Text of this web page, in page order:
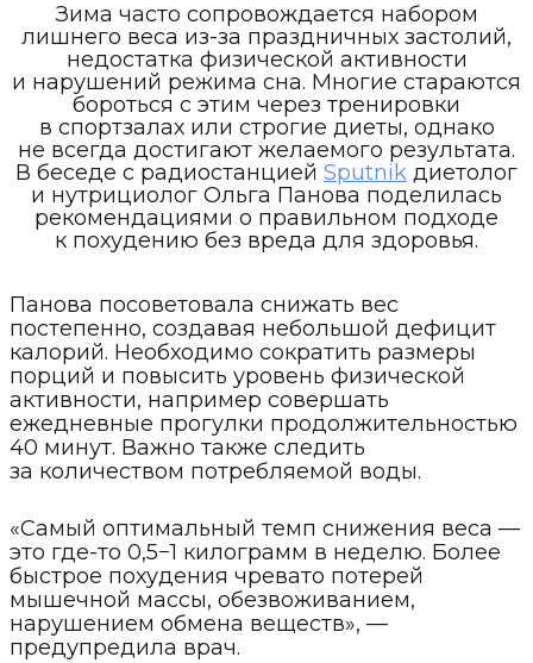
Зима часто сопровождается набором
лишнего веса из-за праздничных застолий,
недостатка физической активности
и нарушений режима сна. Многие стараются
бороться с этим через тренировки
в спортзалах или строгие диеты, однако
не всегда достигают желаемого результата.
В беседе с радиостанцией Sputnik диетолог
и нутрициолог Ольга Панова поделилась
рекомендациями о правильном подходе
к похудению без вреда для здоровья.
Панова посоветовала снижать вес
постепенно, создавая небольшой дефицит
калорий. Необходимо сократить размеры
порций и повысить уровень физической
активности, например совершать
ежедневные прогулки продолжительностью
40 минут. Важно также следить
за количеством потребляемой воды.
«Самый оптимальный темп снижения веса —
это где-то 0,5−1 килограмм в неделю. Более
быстрое похудения чревато потерей
мышечной массы, обезвоживанием,
нарушением обмена веществ», —
предупредила врач.